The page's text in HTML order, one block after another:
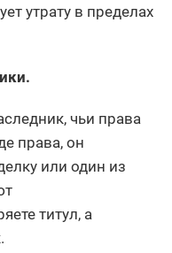
утрату в пределах
чьи права
права, он
или один из
титул, а